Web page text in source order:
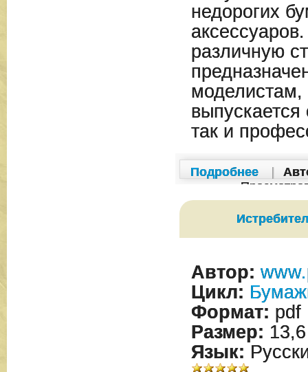
недорогих
различную
моделистам,
так и
Подробнее
Автор:
Цикл:
Формат: pdf
Размер:
Язык: